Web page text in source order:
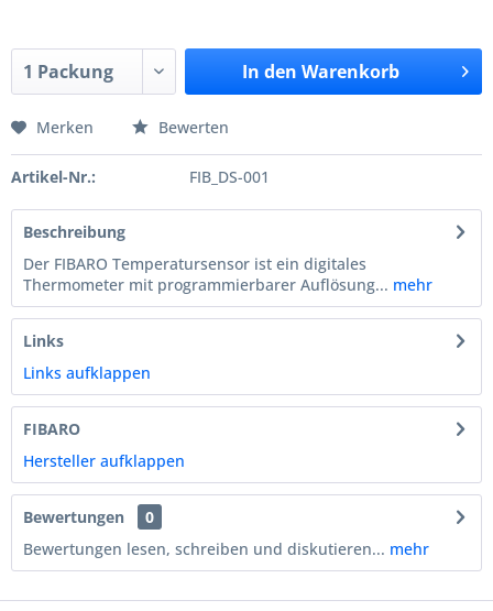
In den Warenkorb
Merken Bewerten
Artikel-Nr.: FIB_DS-001
Beschreibung
Der FIBARO Temperatursensor ist ein digitales
Thermometer mit programmierbarer Auflösung... mehr
Links
Links aufklappen
FIBARO
Hersteller aufklappen
Bewertungen
0
Bewertungen lesen, schreiben und diskutieren... mehr